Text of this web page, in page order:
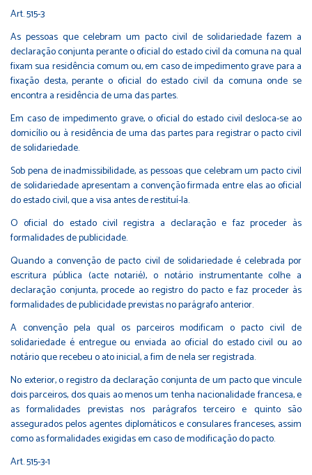
Art. 515-3
As pessoas que celebram um pacto civil de solidariedade fazem a
declaração conjunta perante o oficial do estado civil da comuna na qual
fixam sua residência comum ou, em caso de impedimento grave para a
fixação desta, perante o oficial do estado civil da comuna onde se
encontra a residência de uma das partes.
Em caso de impedimento grave, o oficial do estado civil desloca-se ao
domicílio ou à residência de uma das partes para registrar o pacto civil
de solidariedade.
Sob pena de inadmissibilidade, as pessoas que celebram um pacto civil
de solidariedade apresentam a convenção firmada entre elas ao oficial
do estado civil, que a visa antes de restituí-la.
O oficial do estado civil registra a declaração e faz proceder às
formalidades de publicidade.
Quando a convenção de pacto civil de solidariedade é celebrada por
escritura pública (acte notarié), o notário instrumentante colhe a
declaração conjunta, procede ao registro do pacto e faz proceder às
formalidades de publicidade previstas no parágrafo anterior.
A convenção pela qual os parceiros modificam o pacto civil de
solidariedade é entregue ou enviada ao oficial do estado civil ou ao
notário que recebeu o ato inicial, a fim de nela ser registrada.
No exterior, o registro da declaração conjunta de um pacto que vincule
dois parceiros, dos quais ao menos um tenha nacionalidade francesa, e
as formalidades previstas nos parágrafos terceiro e quinto são
assegurados pelos agentes diplomáticos e consulares franceses, assim
como as formalidades exigidas em caso de modificação do pacto.
Art. 515-3-1